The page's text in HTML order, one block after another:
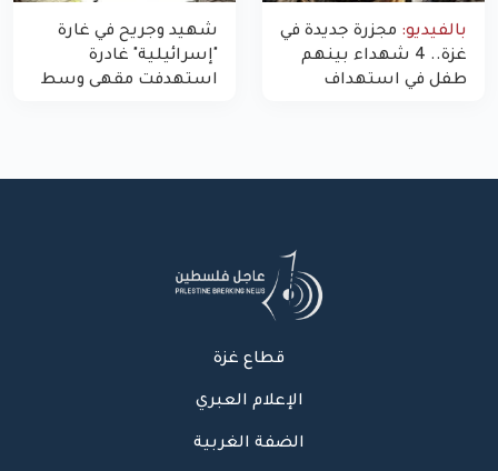
بالفيديو: مجزرة جديدة في
غزة.. 4 شهداء بينهم
طفل في استهداف
شهيد وجريح في غارة
"إسرائيلية" غادرة
استهدفت مقهى وسط
قطاع غزة
الإعلام العبري
الضفة الغربية